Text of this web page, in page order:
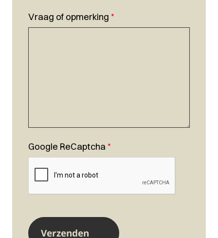
Vraag of opmerking *
Google ReCaptcha *